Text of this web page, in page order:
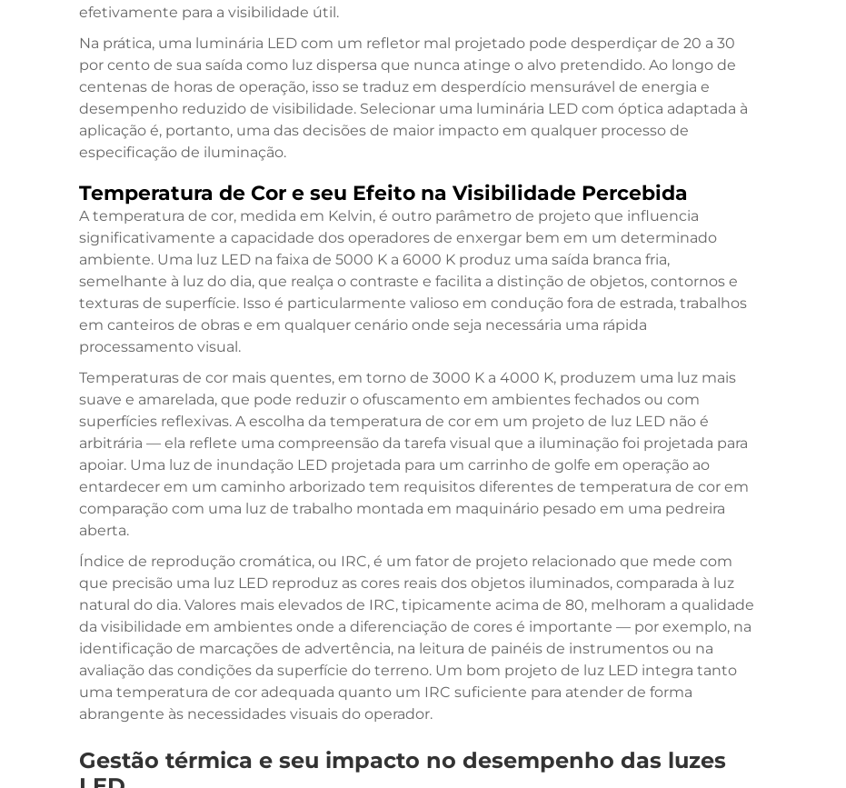
efetivamente para a visibilidade útil.
Na prática, uma luminária LED com um refletor mal projetado pode desperdiçar de 20 a 30
por cento de sua saída como luz dispersa que nunca atinge o alvo pretendido. Ao longo de
centenas de horas de operação, isso se traduz em desperdício mensurável de energia e
desempenho reduzido de visibilidade. Selecionar uma luminária LED com óptica adaptada à
aplicação é, portanto, uma das decisões de maior impacto em qualquer processo de
especificação de iluminação.
Temperatura de Cor e seu Efeito na Visibilidade Percebida
A temperatura de cor, medida em Kelvin, é outro parâmetro de projeto que influencia
significativamente a capacidade dos operadores de enxergar bem em um determinado
ambiente. Uma luz LED na faixa de 5000 K a 6000 K produz uma saída branca fria,
semelhante à luz do dia, que realça o contraste e facilita a distinção de objetos, contornos e
texturas de superfície. Isso é particularmente valioso em condução fora de estrada, trabalhos
em canteiros de obras e em qualquer cenário onde seja necessária uma rápida
processamento visual.
Temperaturas de cor mais quentes, em torno de 3000 K a 4000 K, produzem uma luz mais
suave e amarelada, que pode reduzir o ofuscamento em ambientes fechados ou com
superfícies reflexivas. A escolha da temperatura de cor em um projeto de luz LED não é
arbitrária — ela reflete uma compreensão da tarefa visual que a iluminação foi projetada para
apoiar. Uma luz de inundação LED projetada para um carrinho de golfe em operação ao
entardecer em um caminho arborizado tem requisitos diferentes de temperatura de cor em
comparação com uma luz de trabalho montada em maquinário pesado em uma pedreira
aberta.
Índice de reprodução cromática, ou IRC, é um fator de projeto relacionado que mede com
que precisão uma luz LED reproduz as cores reais dos objetos iluminados, comparada à luz
natural do dia. Valores mais elevados de IRC, tipicamente acima de 80, melhoram a qualidade
da visibilidade em ambientes onde a diferenciação de cores é importante — por exemplo, na
identificação de marcações de advertência, na leitura de painéis de instrumentos ou na
avaliação das condições da superfície do terreno. Um bom projeto de luz LED integra tanto
uma temperatura de cor adequada quanto um IRC suficiente para atender de forma
abrangente às necessidades visuais do operador.
Gestão térmica e seu impacto no desempenho das luzes